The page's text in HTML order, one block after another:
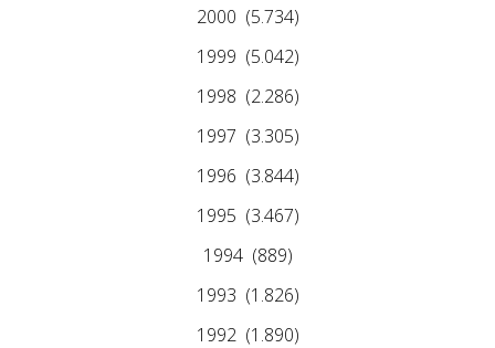
2000 (5.734)
1999 (5.042)
1998 (2.286)
1997 (3.305)
1996 (3.844)
1995 (3.467)
1994 (889)
1993 (1.826)
1992 (1.890)